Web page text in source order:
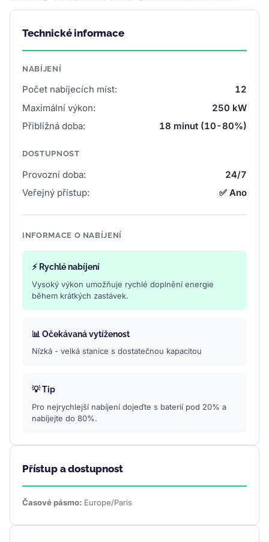
Technické informace
NABÍJENÍ
Počet nabíjecích míst:
12
Maximální výkon:
250 kW
Přibližná doba:
18 minut (10-80%)
DOSTUPNOST
Provozní doba:
24/7
Veřejný přístup:
✅ Ano
INFORMACE O NABÍJENÍ
⚡ Rychlé nabíjení
Vysoký výkon umožňuje rychlé doplnění energie
během krátkých zastávek.
📊 Očekávaná vytíženost
Nízká - velká stanice s dostatečnou kapacitou
💡 Tip
Pro nejrychlejší nabíjení dojeďte s baterií pod 20% a
nabíjejte do 80%.
Přístup a dostupnost
Časové pásmo: Europe/Paris